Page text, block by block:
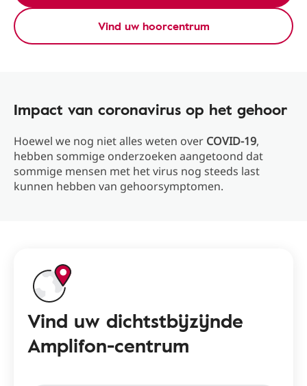
Vind uw hoorcentrum
Impact van coronavirus op het gehoor
Hoewel we nog niet alles weten over COVID-19,
hebben sommige onderzoeken aangetoond dat
sommige mensen met het virus nog steeds last
kunnen hebben van gehoorsymptomen.
Vind uw dichtstbijzijnde
Amplifon-centrum